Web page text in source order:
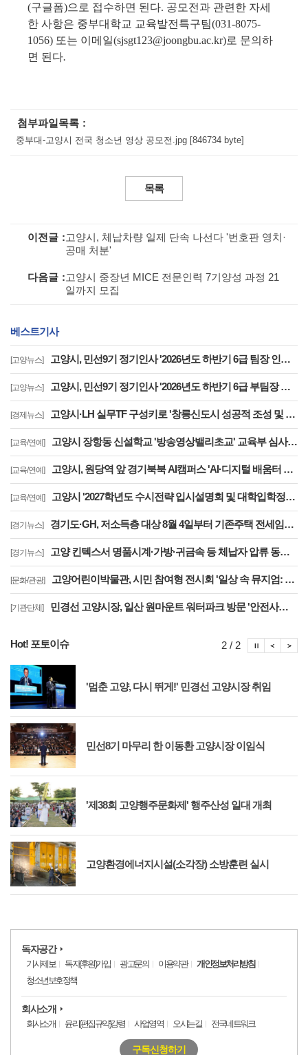
(구글폼)으로 접수하면 된다. 공모전과 관련한 자세
한 사항은 중부대학교 교육발전특구팀(031-8075-
1056) 또는 이메일(sjsgt123@joongbu.ac.kr)로 문의하
면 된다.
첨부파일목록
중부대-고양시 전국 청소년 영상 공모전.jpg [846734 byte]
목록
이전글
고양시, 체납차량 일제 단속 나선다 '번호판 영치·
공매 처분'
다음글
고양시 중장년 MICE 전문인력 7기양성 과정 21
일까지 모집
베스트기사
[고양뉴스] 고양시, 민선9기 정기인사 '2026년도 하반기 6급 팀장 인사발령 사항'
[고양뉴스] 고양시, 민선9기 정기인사 '2026년도 하반기 6급 부팀장 이하 인사발령 사항'
[경제뉴스] 고양시·LH 실무TF 구성키로 '창릉신도시 성공적 조성 및 자족기능 강화 협력'
[교육/연예] 고양시 장항동 신설학교 '방송영상밸리초교' 교육부 심사 통과··2030년 개교
[교육/연예] 고양시, 원당역 앞 경기북북 AI캠퍼스 'AI·디지털 배움터 체험존' 12월까지 운영
[교육/연예] 고양시 '2027학년도 수시전략 입시설명회 및 대학입학정보박람회' 8일 개최
[경기뉴스] 경기도·GH, 저소득층 대상 8월 4일부터 기존주택 전세임대 입주자 상시 모집
[경기뉴스] 고양 킨텍스서 명품시계·가방·귀금속 등 체납자 압류 동산 620점 공개 경매
[문화/관광] 고양어린이박물관, 시민 참여형 전시회 '일상 속 뮤지엄: 잠시, 마음' 8월 개최
[기관단체] 민경선 고양시장, 일산 원마운트 워터파크 방문 '안전사고 방지 대책 점검'
Hot! 포토이슈
'멈춘 고양, 다시 뛰게!' 민경선 고양시장 취임
민선8기 마무리 한 이동환 고양시장 이임식
'제38회 고양행주문화제' 행주산성 일대 개최
고양환경에너지시설(소각장) 소방훈련 실시
2 / 2 포
포토이
독자공간
기사제보 독자(후원)가입 광고문의 이용약관
개인정보처리방침
청소년보호정책
회사소개
회사소개 윤리(편집규약)강령 사업영역 오시는길 전국네트워크
구독신청하기